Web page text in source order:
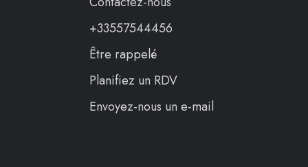
+33557544456
Être rappelé
Planifiez un RDV
Envoyez-nous un e-mail